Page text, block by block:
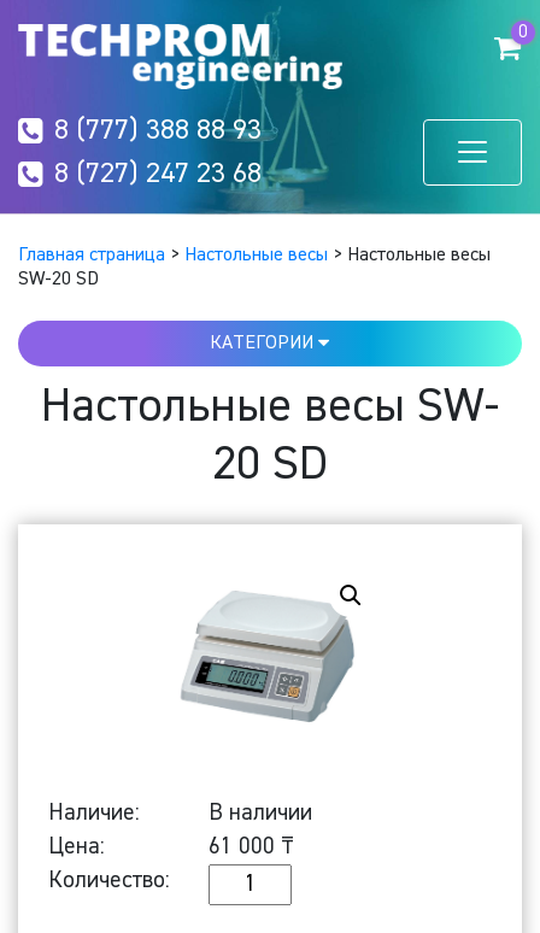
0
8 (777) 388 88 93
8 (727) 247 23 68
Главная страница > Настольные весы > Настольные весы
SW-20 SD
КАТЕГОРИИ
Настольные весы SW-
20 SD
Наличие:
В наличии
Цена:
61 000 ₸
Количество:
Количество
Настольные